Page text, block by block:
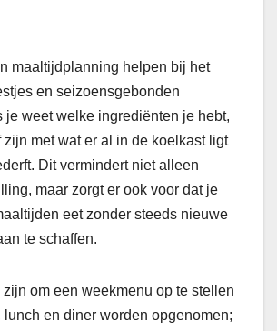
maaltijdplanning helpen bij het
en seizoensgebonden
je weet welke ingrediënten je hebt,
zijn met wat er al in de koelkast ligt
Dit vermindert niet alleen
maar zorgt er ook voor dat je
eet zonder steeds nieuwe
te schaffen.
zijn om een weekmenu op te stellen
en diner worden opgenomen;